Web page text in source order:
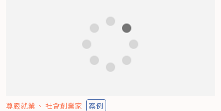
尊嚴就業 社會創業家 案例